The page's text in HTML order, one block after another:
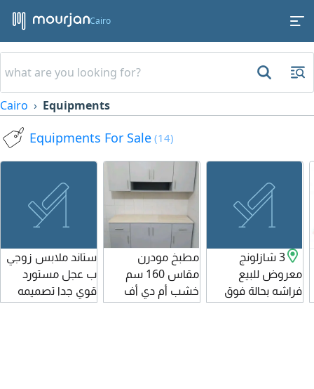
Cairo
Cairo Equipments
Equipments For Sale (14)
ستاند ملابس زوجي
ب عجل مستورد
قوي جدا تصميمه
حديث وأنيق
مطبخ مودرن
مقاس 160 سم
خشب أم دي أف
تايلاندي
3 شازلونج
معروض للبيع
فراشه بحالة فوق
الممتازة جدا 10 ألاف